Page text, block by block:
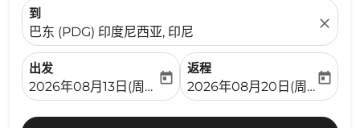
到
巴东 (PDG) 印度尼西亚, 印尼
close
出发
fc-booking-departure-date-aria-label
2026年08月13日(周四)
today
返程
fc-booking-return-date-
2026年08月20日(周四)
today